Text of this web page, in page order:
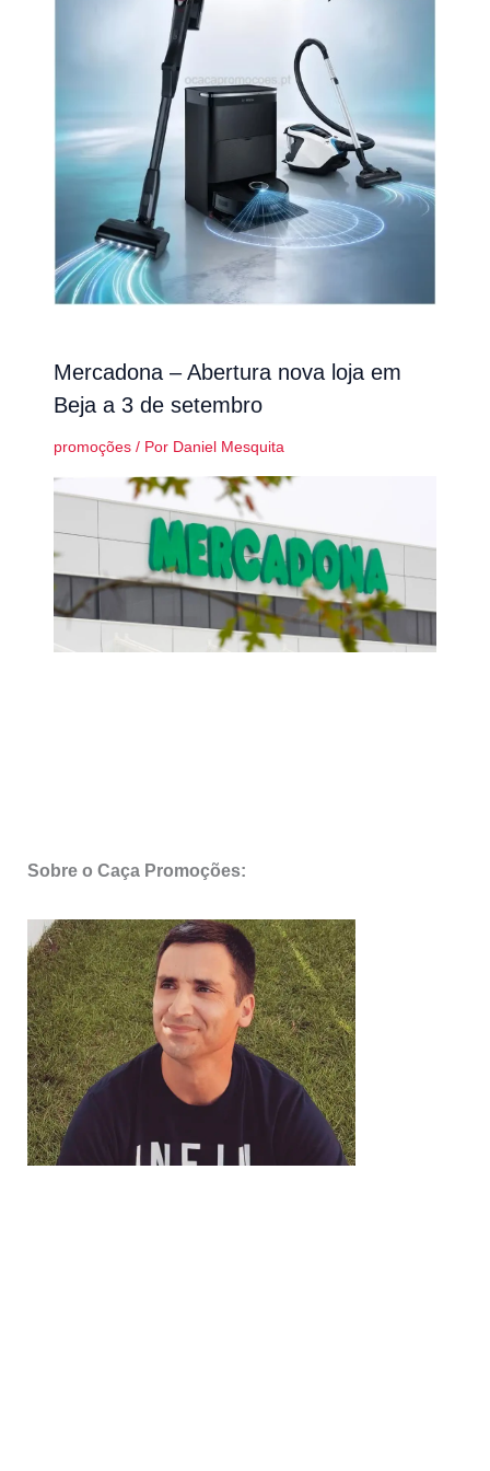
Mercadona – Abertura nova loja em
Beja a 3 de setembro
promoções/ Por Daniel Mesquita
Sobre o Caça Promoções: